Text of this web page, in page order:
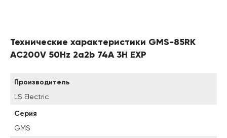
Технические характеристики GMS-85RK
AC200V 50Hz 2a2b 74A 3H EXP
Производитель
LS Electric
Серия
GMS